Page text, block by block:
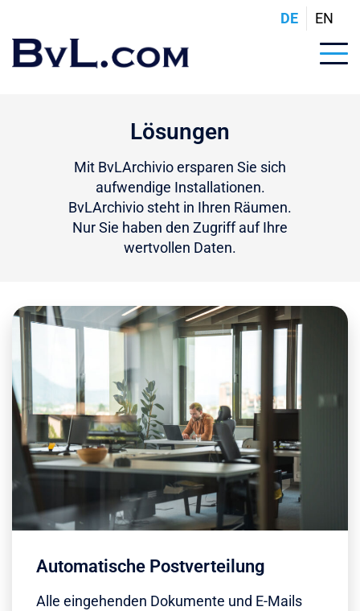
DE EN
Lösungen
Mit BvLArchivio ersparen Sie sich
aufwendige Installationen.
BvLArchivio steht in Ihren Räumen.
Nur Sie haben den Zugriff auf Ihre
wertvollen Daten.
Automatische Postverteilung
Alle eingehenden Dokumente und E-Mails